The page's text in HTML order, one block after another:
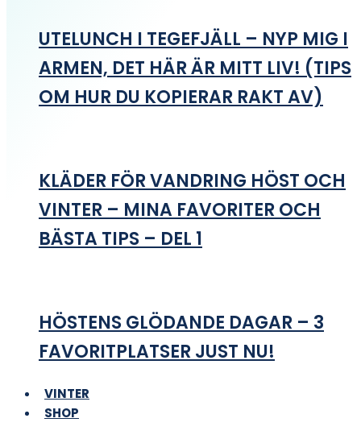
UTELUNCH I TEGEFJÄLL – NYP MIG I
ARMEN, DET HÄR ÄR MITT LIV! (TIPS
OM HUR DU KOPIERAR RAKT AV)
KLÄDER FÖR VANDRING HÖST OCH
VINTER – MINA FAVORITER OCH
BÄSTA TIPS – DEL 1
HÖSTENS GLÖDANDE DAGAR – 3
FAVORITPLATSER JUST NU!
VINTER
SHOP